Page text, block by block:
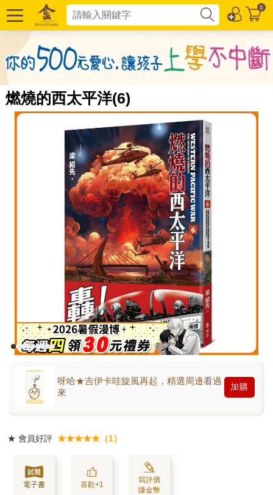
0
燃燒的西太平洋(6)
呀哈★吉伊卡哇旋風再起，精選周邊看過
來
加購
★ 會員好評 ★★★★★（1）
電子書 喜歡+1
寫評價
賺金幣